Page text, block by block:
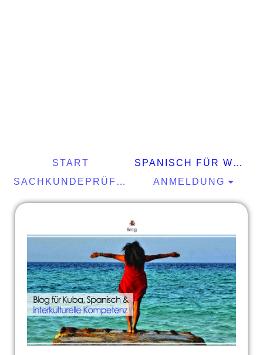
START
SPANISCH FÜR WELTENTDECKER
SACHKUNDEPRÜFUNG §34A GEWO
ANMELDUNG